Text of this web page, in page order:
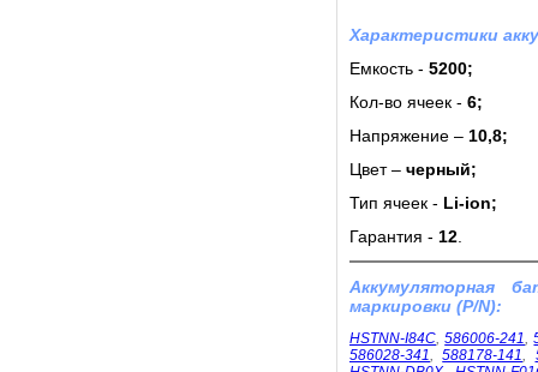
Характеристики
Емкость - 5200;
Кол-во ячеек - 6;
Напряжение – 10,8;
Цвет – черный;
Тип ячеек - Li-ion;
Гарантия - 12
Аккумуляторная
маркировки (P/N):
HSTNN-I84C,586006-241,
586028-341,588178-141,